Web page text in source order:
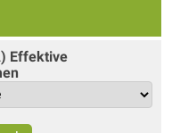
Effektive